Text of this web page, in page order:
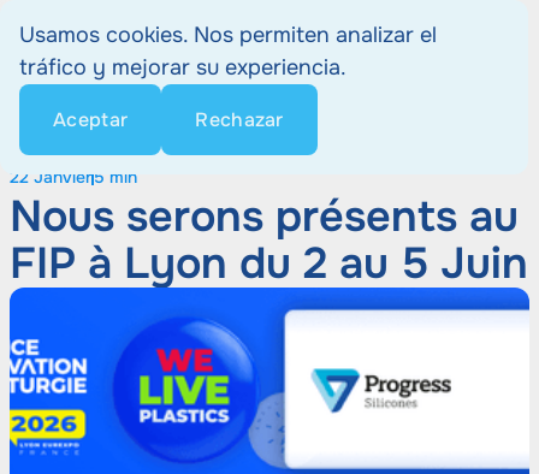
Usamos cookies. Nos permiten analizar el
tráfico y mejorar su experiencia.
Aceptar Rechazar
Noticias
Nous serons présents au FIP à Lyon du 2 au 5 Juin
22 Janvier5 min
Nous serons présents au
FIP à Lyon du 2 au 5 Juin